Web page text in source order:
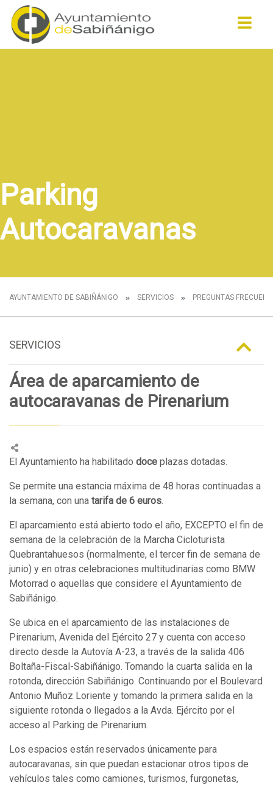
Parking
Autocaravanas
AYUNTAMIENTO DE SABIÑÁNIGO SERVICIOS PREGUNTAS
SERVICIOS
Área de aparcamiento de
autocaravanas de Pirenarium
El Ayuntamiento ha habilitado doce plazas dotadas.
Se permite una estancia máxima de 48 horas continuadas a
la semana, con una tarifa de 6 euros
El aparcamiento está abierto todo el año, EXCEPTO el fin de
semana de la celebración de la Marcha Cicloturista
Quebrantahuesos (normalmente, el tercer fin de semana de
junio) y en otras celebraciones multitudinarias como BMW
Motorrad o aquellas que considere el Ayuntamiento de
Sabiñánigo.
Se ubica en el aparcamiento de las instalaciones de
Pirenarium, Avenida del Ejército 27 y cuenta con acceso
directo desde la Autovía A-23, a través de la salida 406
Boltaña-Fiscal-Sabiñánigo. Tomando la cuarta salida en la
rotonda, dirección Sabiñánigo. Continuando por el Boulevard
Antonio Muñoz Loriente y tomando la primera salida en la
siguiente rotonda o llegados a la Avda. Ejército por el
acceso al Parking de Pirenarium.
Los espacios están reservados únicamente para
autocaravanas, sin que puedan estacionar otros tipos de
vehículos tales como camiones, turismos, furgonetas,